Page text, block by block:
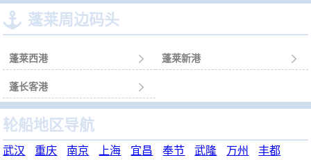
 蓬莱周边码头
蓬莱西港  蓬莱新港 
蓬长客港 
轮船地区导航
武汉 重庆 南京 上海 宜昌 奉节 武隆 万州 丰都